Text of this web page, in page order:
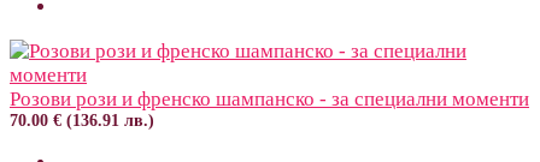
Розови рози и френско шампанско - за специални моменти
70.00 € (136.91 лв.)